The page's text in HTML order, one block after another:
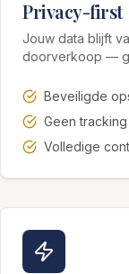
Privacy-first
Jouw data blijft
doorverkoop —
Beveiligde
Geen
Volledige